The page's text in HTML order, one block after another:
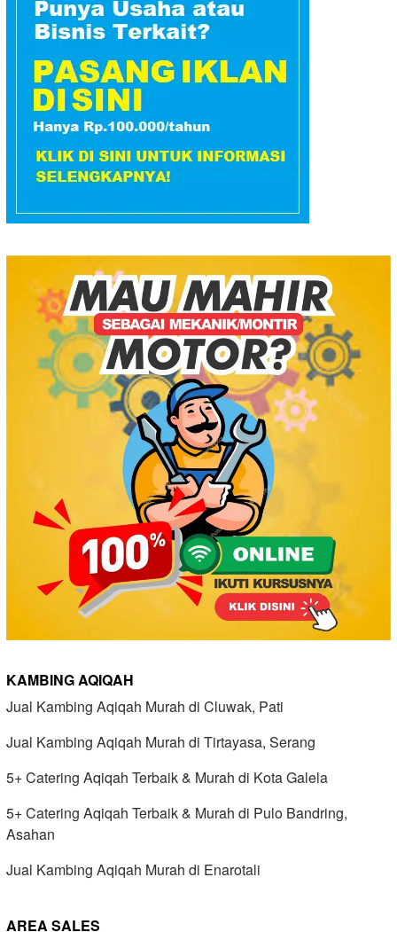
KAMBING AQIQAH
Jual Kambing Aqiqah Murah di Cluwak, Pati
Jual Kambing Aqiqah Murah di Tirtayasa, Serang
5+ Catering Aqiqah Terbaik & Murah di Kota Galela
5+ Catering Aqiqah Terbaik & Murah di Pulo Bandring,
Asahan
Jual Kambing Aqiqah Murah di Enarotali
AREA SALES